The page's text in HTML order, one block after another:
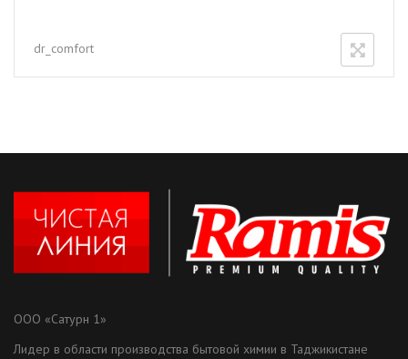
dr_comfort
ООО «Сатурн 1»
Лидер в области производства бытовой химии в Таджикистане